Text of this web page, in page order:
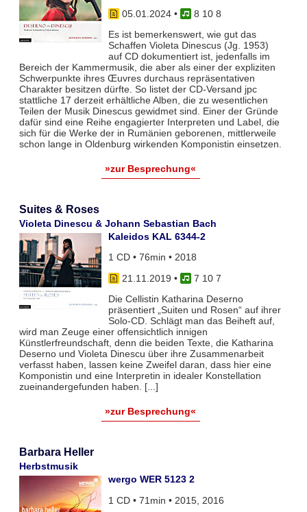
05.01.2024•
8 10 8
Es ist bemerkenswert, wie gut das
Schaffen Violeta Dinescus (Jg. 1953)
auf CD dokumentiert ist, jedenfalls im
Bereich der Kammermusik, die aber als einer der expliziten
Schwerpunkte ihres Œuvres durchaus repräsentativen
Charakter besitzen dürfte. So listet der CD-Versand jpc
stattliche 17 derzeit erhältliche Alben, die zu wesentlichen
Teilen der Musik Dinescus gewidmet sind. Einer der Gründe
dafür sind eine Reihe engagierter Interpreten und Label, die
sich für die Werke der in Rumänien geborenen, mittlerweile
schon lange in Oldenburg wirkenden Komponistin einsetzen.
»zur Besprechung«
Suites & Roses
Violeta Dinescu & Johann Sebastian Bach
Kaleidos KAL 6344-2
1 CD • 76min • 2018
21.11.2019 •
7 10 7
Die Cellistin Katharina Deserno
präsentiert „Suiten und Rosen“ auf ihrer
Solo-CD. Schlägt man das Beiheft auf,
wird man Zeuge einer offensichtlich innigen
Künstlerfreundschaft, denn die beiden Texte, die Katharina
Deserno und Violeta Dinescu über ihre Zusammenarbeit
verfasst haben, lassen keine Zweifel daran, dass hier eine
Komponistin und eine Interpretin in idealer Konstellation
zueinandergefunden haben. [...]
»zur Besprechung«
Barbara Heller
Herbstmusik
wergo WER 5123 2
1 CD • 71min • 2015, 2016